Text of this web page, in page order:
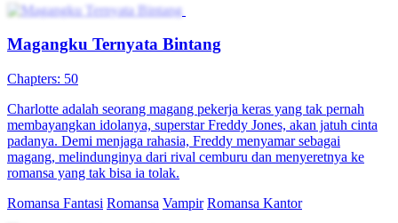
Magangku Ternyata Bintang
Chapters: 50
Charlotte adalah seorang magang pekerja keras yang tak pernah
membayangkan idolanya, superstar Freddy Jones, akan jatuh cinta
padanya. Demi menjaga rahasia, Freddy menyamar sebagai
magang, melindunginya dari rival cemburu dan menyeretnya ke
romansa yang tak bisa ia tolak.
Romansa Fantasi Romansa Vampir Romansa Kantor